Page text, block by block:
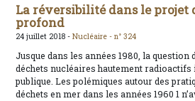
La réversibilité dans le projet
profond
24 juillet 2018 -Nucléaire -n° 324
Jusque dans les années 1980, la
déchets nucléaires hautement radioactifs
publique. Les polémiques autour des
déchets en mer dans les années 1960 1